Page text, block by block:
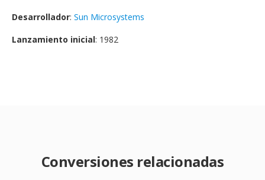
Desarrollador: Sun Microsystems
Lanzamiento inicial: 1982
Conversiones relacionadas